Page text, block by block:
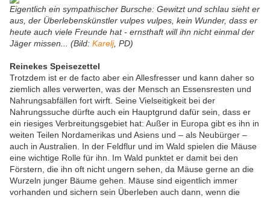
Eigentlich ein sympathischer Bursche: Gewitzt und schlau sieht er
aus, der Überlebenskünstler vulpes vulpes, kein Wunder, dass er
heute auch viele Freunde hat - ernsthaft will ihn nicht einmal der
Jäger missen... (Bild: Karelj, PD)
Reinekes Speisezettel
Trotzdem ist er de facto aber ein Allesfresser und kann daher so
ziemlich alles verwerten, was der Mensch an Essensresten und
Nahrungsabfällen fort wirft. Seine Vielseitigkeit bei der
Nahrungssuche dürfte auch ein Hauptgrund dafür sein, dass er
ein riesiges Verbreitungsgebiet hat: Außer in Europa gibt es ihn in
weiten Teilen Nordamerikas und Asiens und – als Neubürger –
auch in Australien. In der Feldflur und im Wald spielen die Mäuse
eine wichtige Rolle für ihn. Im Wald punktet er damit bei den
Förstern, die ihn oft nicht ungern sehen, da Mäuse gerne an die
Wurzeln junger Bäume gehen. Mäuse sind eigentlich immer
vorhanden und sichern sein Überleben auch dann, wenn die